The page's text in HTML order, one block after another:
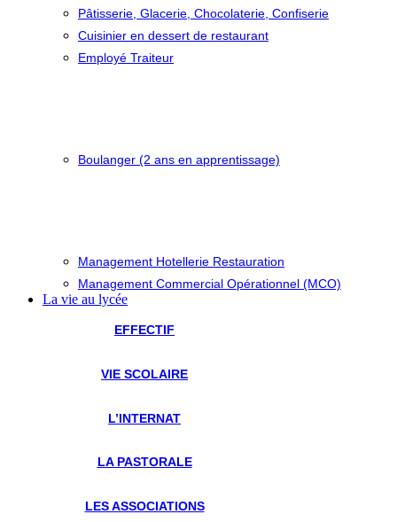
Pâtisserie, Glacerie, Chocolaterie, Confiserie
Cuisinier en dessert de restaurant
Employé Traiteur
Boulanger (2 ans en apprentissage)
Management Hotellerie Restauration
Management Commercial Opérationnel (MCO)
La vie au lycée
EFFECTIF
VIE SCOLAIRE
L’INTERNAT
LA PASTORALE
LES ASSOCIATIONS